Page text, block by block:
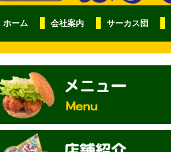
ホーム 会社案内 サーカス団